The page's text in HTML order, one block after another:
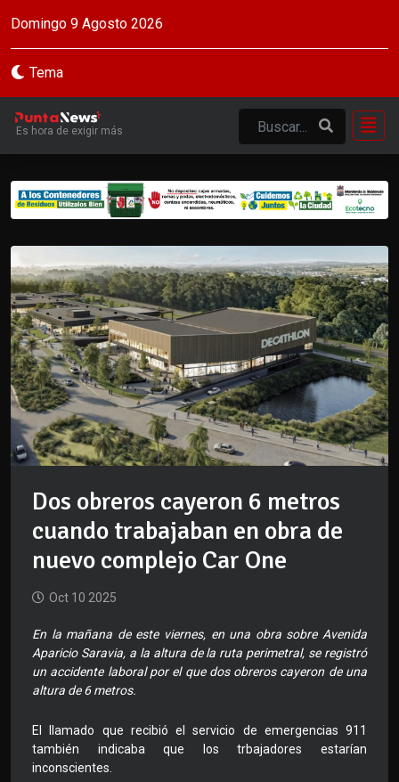
Domingo 9 Agosto 2026
Tema
Es hora de exigir más
Dos obreros cayeron 6 metros
cuando trabajaban en obra de
nuevo complejo Car One
Oct 10 2025
En la mañana de este viernes, en una obra sobre Avenida
Aparicio Saravia, a la altura de la ruta perimetral, se registró
un accidente laboral por el que dos obreros cayeron de una
altura de 6 metros.
El llamado que recibió el servicio de emergencias 911
también indicaba que los trbajadores estarían
inconscientes.